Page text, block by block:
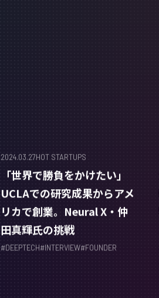
2024.03.27HOT STARTUPS
「世界で勝負をかけたい」
UCLAでの研究成果からアメ
リカで創業。Neural X・仲
田真輝氏の挑戦
#DEEPTECH#INTERVIEW#FOUNDER